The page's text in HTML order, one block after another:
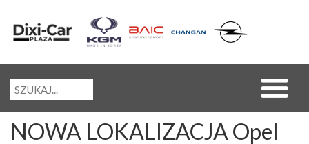
NOWA LOKALIZACJA Opel